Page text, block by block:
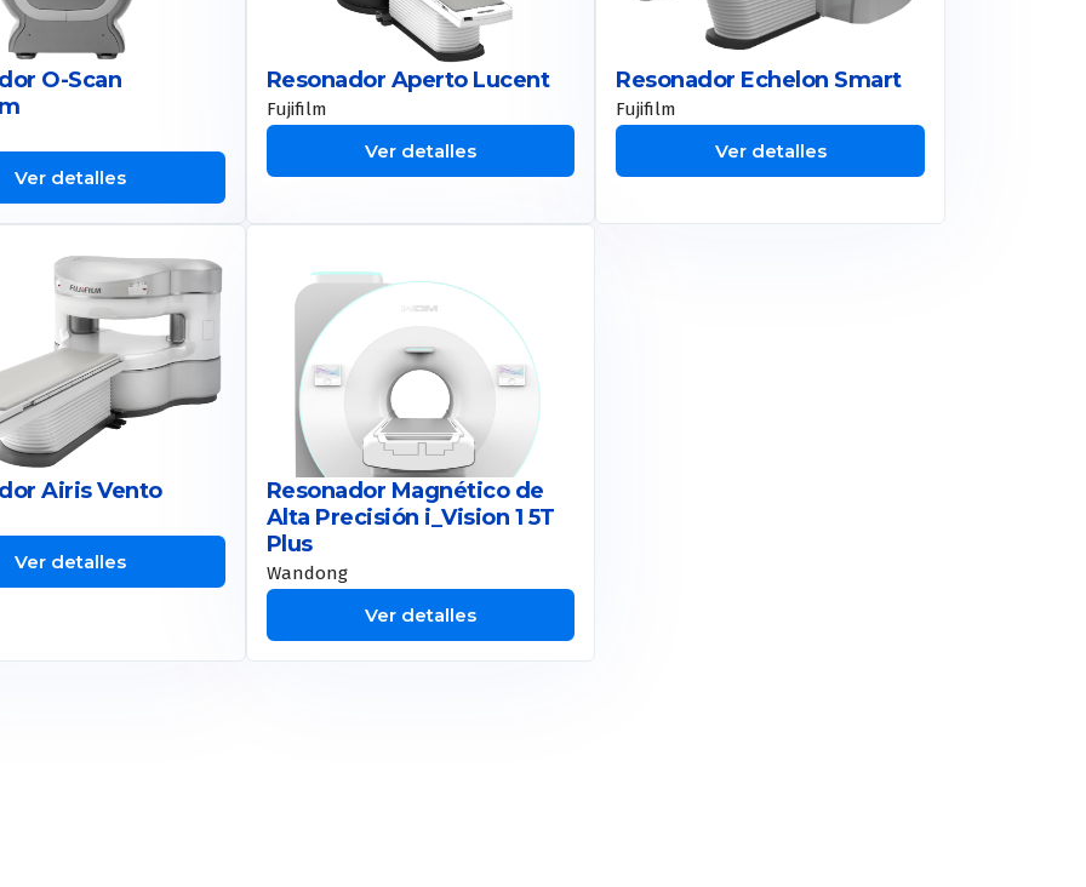
O-Scan
Ver detalles
Resonador Aperto Lucent
Fujifilm
Ver detalles
Resonador Echelon Smart
Fujifilm
Ver detalles
Airis Vento
Ver detalles
Resonador Magnético de
Alta Precisión i_Vision 1 5T
Plus
Wandong
Ver detalles